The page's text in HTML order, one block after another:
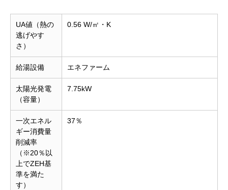
UA値（熱の
逃げやす
さ）
0.56 W/㎡・K
給湯設備 エネファーム
太陽光発電
（容量）
7.75kW
一次エネル
ギー消費量
削減率
（※20％以
上でZEH基
準を満た
す）
37％